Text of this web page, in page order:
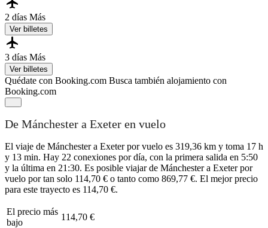
2 días Más
Ver billetes
3 días Más
Ver billetes
Quédate con Booking.com Busca también alojamiento con
Booking.com
De Mánchester a Exeter en vuelo
El viaje de Mánchester a Exeter por vuelo es 319,36 km y toma 17 h
y 13 min. Hay 22 conexiones por día, con la primera salida en 5:50
y la última en 21:30. Es posible viajar de Mánchester a Exeter por
vuelo por tan solo 114,70 € o tanto como 869,77 €. El mejor precio
para este trayecto es 114,70 €.
El precio más
bajo
114,70 €